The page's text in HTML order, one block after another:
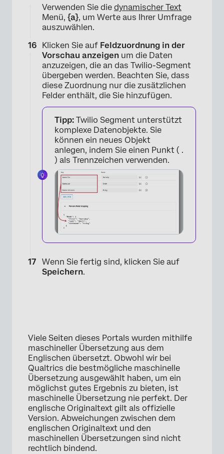
×
Verwenden Sie die dynamischer Text
Menü, {a}, um Werte aus Ihrer Umfrage
auszuwählen.
Klicken Sie auf Feldzuordnung in der
Vorschau anzeigen um die Daten
anzuzeigen, die an das Twilio-Segment
übergeben werden. Beachten Sie, dass
diese Zuordnung nur die zusätzlichen
Felder enthält, die Sie hinzufügen.
Tipp: Twilio Segment unterstützt
komplexe Datenobjekte. Sie
können ein neues Objekt
anlegen, indem Sie einen Punkt ( .
) als Trennzeichen verwenden.
Wenn Sie fertig sind, klicken Sie auf
Speichern.
Viele Seiten dieses Portals wurden mithilfe
maschineller Übersetzung aus dem
Englischen übersetzt. Obwohl wir bei
Qualtrics die bestmögliche maschinelle
Übersetzung ausgewählt haben, um ein
möglichst gutes Ergebnis zu bieten, ist
maschinelle Übersetzung nie perfekt. Der
englische Originaltext gilt als offizielle
Version. Abweichungen zwischen dem
englischen Originaltext und den
maschinellen Übersetzungen sind nicht
rechtlich bindend.